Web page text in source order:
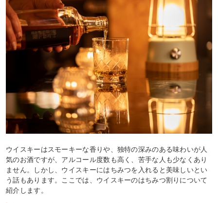
ウイスキーはスモーキーな香りや、独特の深みのある味わいが人
気のお酒ですが、アルコール度数も高く、苦手な人も少なくあり
ません。しかし、ウイスキーにはちみつを入れると美味しいとい
う話もあります。ここでは、ウイスキーのはちみつ割りについて
紹介します。